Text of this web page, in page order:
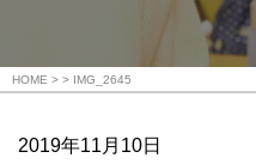
HOME IMG_2645
2019年11月10日